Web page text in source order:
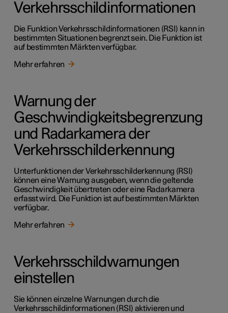
Verkehrsschildinformationen
Die Funktion Verkehrsschildinformationen (RSI) kann in
bestimmten Situationen begrenzt sein. Die Funktion ist
auf bestimmten Märkten verfügbar.
Mehr erfahren
Warnung der
Geschwindigkeitsbegrenzung
und Radarkamera der
Verkehrsschilderkennung
Unterfunktionen der Verkehrsschilderkennung (RSI)
können eine Warnung ausgeben, wenn die geltende
Geschwindigkeit übertreten oder eine Radarkamera
erfasst wird. Die Funktion ist auf bestimmten Märkten
verfügbar.
Mehr erfahren
Verkehrsschildwarnungen
einstellen
Sie können einzelne Warnungen durch die
Verkehrsschildinformationen (RSI) aktivieren und